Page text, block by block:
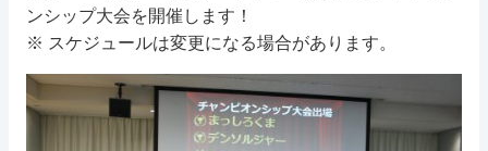
ンシップ大会を開催します！
※ スケジュールは変更になる場合があります。